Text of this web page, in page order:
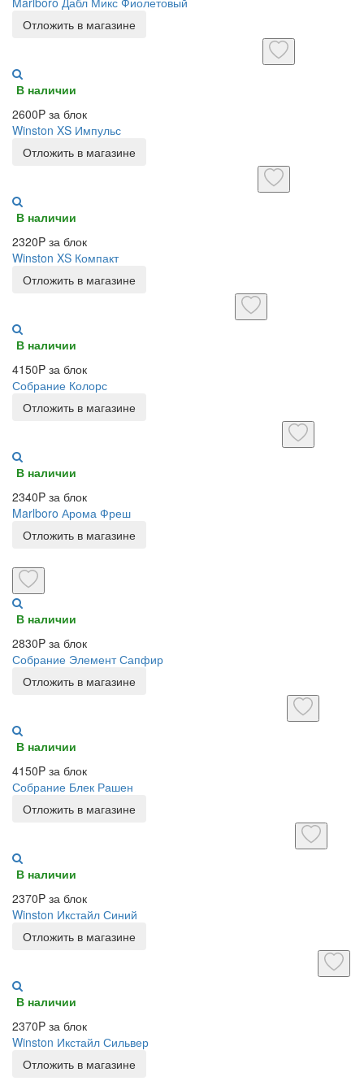
Отложить в магазине
В наличии
2600P за блок
Winston XS Импульс
Отложить в магазине
В наличии
2320P за блок
Winston XS Компакт
Отложить в магазине
В наличии
4150P за блок
Собрание Колорс
Отложить в магазине
В наличии
2340P за блок
Marlboro Арома Фреш
Отложить в магазине
В наличии
2830P за блок
Собрание Элемент Сапфир
Отложить в магазине
В наличии
4150P за блок
Собрание Блек Рашен
Отложить в магазине
В наличии
2370P за блок
Winston Икстайл Синий
Отложить в магазине
В наличии
2370P за блок
Winston Икстайл Сильвер
Отложить в магазине